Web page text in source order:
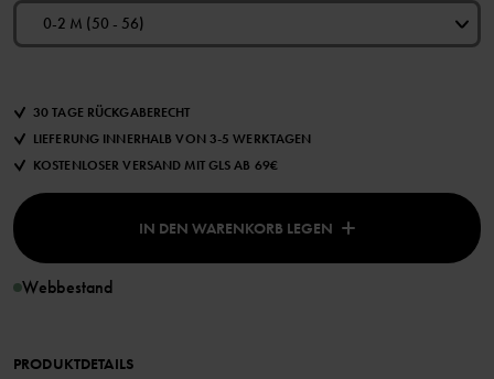
0-2 M (50 - 56)
30 TAGE RÜCKGABERECHT
LIEFERUNG INNERHALB VON 3-5 WERKTAGEN
KOSTENLOSER VERSAND MIT GLS AB 69€
IN DEN WARENKORB LEGEN
Webbestand
PRODUKTDETAILS